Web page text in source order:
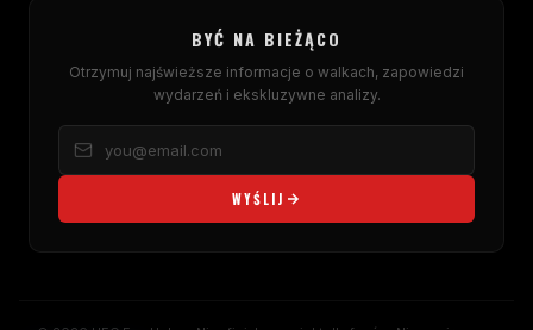
BYĆ NA BIEŻĄCO
Otrzymuj najświeższe informacje o walkach, zapowiedzi
wydarzeń i ekskluzywne analizy.
WYŚLIJ